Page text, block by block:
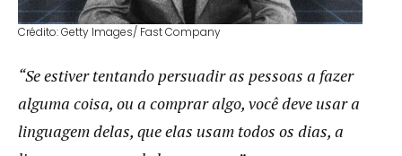
Crédito: Getty Images/ Fast Company
“Se estiver tentando persuadir as pessoas a fazer
alguma coisa, ou a comprar algo, você deve usar a
linguagem delas, que elas usam todos os dias, a